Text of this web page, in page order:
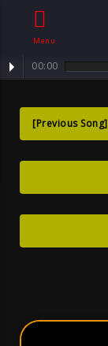
Menu
00:00
Ich
Goth
[Previous Song]